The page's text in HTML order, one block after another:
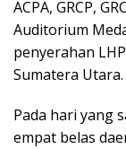
ACPA, GRCP,
Auditorium
penyerahan
Sumatera Utara.
Pada hari yang
empat belas